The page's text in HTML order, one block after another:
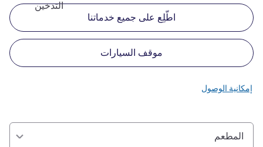
التدخين
اطّلِع على جميع خدماتنا
موقف السيارات
إمكانية الوصول
المطعم